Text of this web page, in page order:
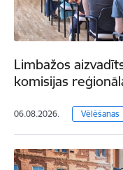
Limbažos
komisijas
06.08.2026. Vēlēšanas